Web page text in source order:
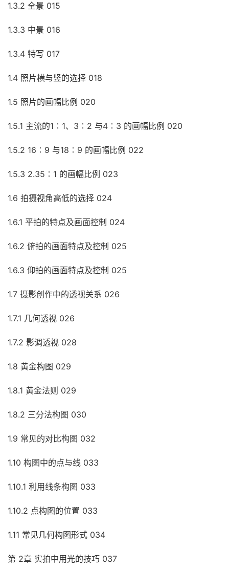
1.3.2 全景 015
1.3.3 中景 016
1.3.4 特写 017
1.4 照片横与竖的选择 018
1.5 照片的画幅比例 020
1.5.1 主流的1∶1、3∶2 与4∶3 的画幅比例 020
1.5.2 16∶9 与18∶9 的画幅比例 022
1.5.3 2.35∶1 的画幅比例 023
1.6 拍摄视角高低的选择 024
1.6.1 平拍的特点及画面控制 024
1.6.2 俯拍的画面特点及控制 025
1.6.3 仰拍的画面特点及控制 025
1.7 摄影创作中的透视关系 026
1.7.1 几何透视 026
1.7.2 影调透视 028
1.8 黄金构图 029
1.8.1 黄金法则 029
1.8.2 三分法构图 030
1.9 常见的对比构图 032
1.10 构图中的点与线 033
1.10.1 利用线条构图 033
1.10.2 点构图的位置 033
1.11 常见几何构图形式 034
第 2章 实拍中用光的技巧 037